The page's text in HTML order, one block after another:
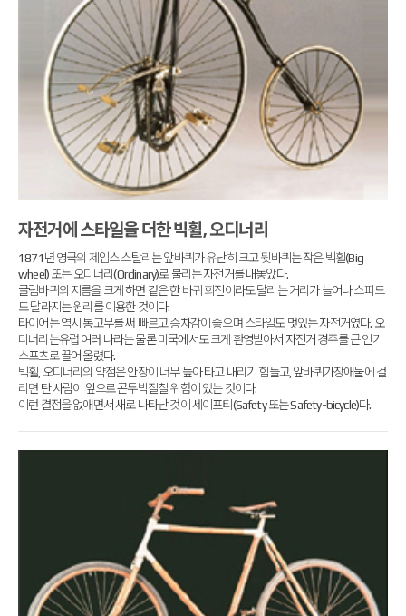
자전거에 스타일을 더한 빅휠, 오디너리
1871년 영국의 제임스 스탈리는 앞바퀴가 유난히 크고 뒷바퀴는 작은 빅휠(Big
wheel) 또는 오디너리(Ordinary)로 불리는 자전거를 내놓았다.
굴림바퀴의 지름을 크게 하면 같은 한 바퀴 회전이라도 달리는 거리가 늘어나 스피드
도 달라지는 원리를 이용한 것이다.
타이어는 역시 통고무를 써 빠르고 승차감이 좋으며 스타일도 멋있는 자전거였다. 오
디너리는유럽 여러 나라는 물론 미국에서도 크게 환영받아서 자전거 경주를 큰 인기
스포츠로 끌어 올렸다.
빅휠, 오디너리의 약점은 안장이 너무 높아 타고 내리기 힘들고, 앞바퀴가장애물에 걸
리면 탄 사람이 앞으로 곤두박질칠 위험이 있는 것이다.
이런 결점을 없애면서 새로 나타난 것이 세이프티(Safety 또는 Safety-bicycle)다.